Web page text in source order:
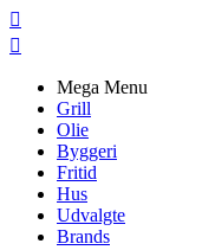


Mega Menu
Grill
Olie
Byggeri
Fritid
Hus
Udvalgte
Brands